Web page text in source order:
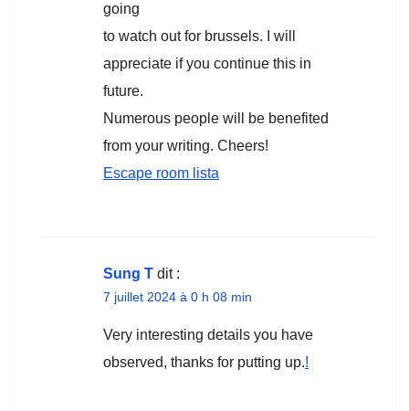
going
to watch out for brussels. I will
appreciate if you continue this in
future.
Numerous people will be benefited
from your writing. Cheers!
Escape room lista
Sung T dit :
7 juillet 2024 à 0 h 08 min
Very interesting details you have
observed, thanks for putting up.!